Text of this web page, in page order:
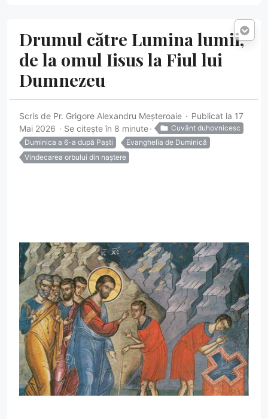
Drumul către Lumina lumii,
de la omul Iisus la Fiul lui
Dumnezeu
Scris de Pr. Grigore Alexandru Meșteroaie
Publicat la 17
Mai 2026
Se citește în 8 minute
Cuvânt duhovnicesc
Duminica a 6-a după Paști
Evanghelia de Duminică
Vindecarea orbului din naștere